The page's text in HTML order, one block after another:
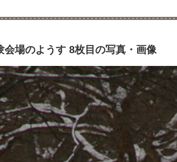
場のようす 8枚目の写真・画像